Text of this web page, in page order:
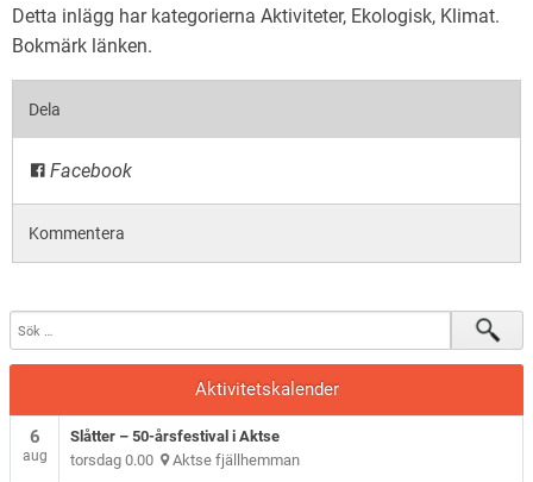
Detta inlägg har kategorierna Aktiviteter, Ekologisk, Klimat.
Bokmärk länken.
Dela
Facebook
Kommentera
Aktivitetskalender
6
aug
Slåtter – 50-årsfestival i Aktse
torsdag 0.00 Aktse fjällhemman